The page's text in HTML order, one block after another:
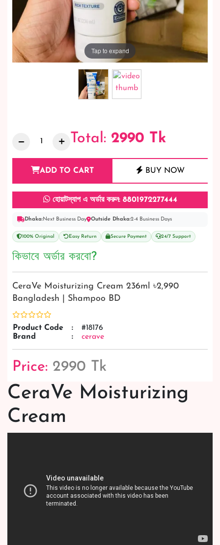
Tap to expand
Total: 2990 Tk
ADD TO CART BUY NOW
হোয়াটস্যাপ এ অর্ডার করুন: 8801972277444
Dhaka:Next Business Day Outside Dhaka:2-4 Business Days
100% Original Easy Return Secure Payment 24/7 Support
কিভাবে অর্ডার করবো?
CeraVe Moisturizing Cream 236ml ৳2,990
Bangladesh | Shampoo BD
Product Code :
#18176
Brand
: cerave
Price: 2990 Tk
CeraVe Moisturizing
Cream